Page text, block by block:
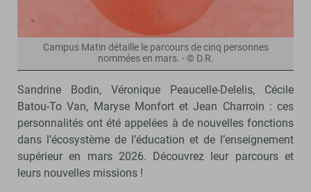
Campus Matin détaille le parcours de cinq personnes
nommées en mars. - © D.R.
Sandrine Bodin, Véronique Peaucelle-Delelis, Cécile
Batou-To Van, Maryse Monfort et Jean Charroin : ces
personnalités ont été appelées à de nouvelles fonctions
dans l’écosystème de l’éducation et de l’enseignement
supérieur en mars 2026. Découvrez leur parcours et
leurs nouvelles missions !